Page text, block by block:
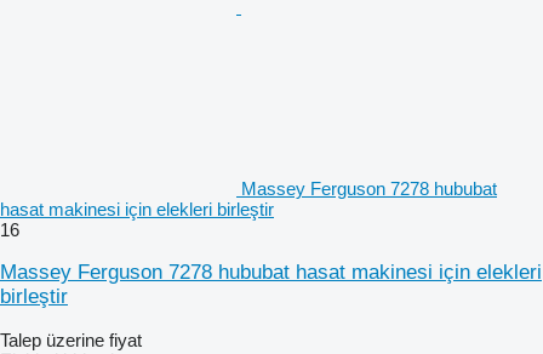
Massey Ferguson 7278 hububat
hasat makinesi için elekleri birleştir
16
Massey Ferguson 7278 hububat hasat makinesi için elekleri
birleştir
Talep üzerine fiyat